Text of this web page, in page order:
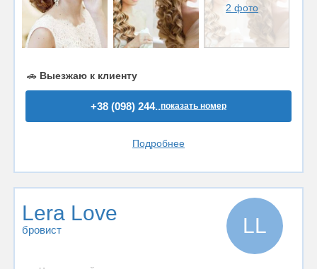
2 фото
🚗 Выезжаю к клиенту
+38 (098) 244..показать номер
Подробнее
Lera Love
бровист LL